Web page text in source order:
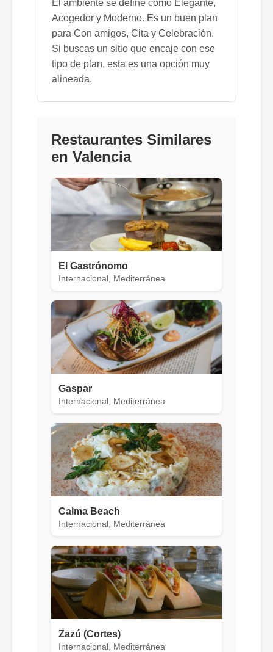
El ambiente se define como Elegante,
Acogedor y Moderno. Es un buen plan
para Con amigos, Cita y Celebración.
Si buscas un sitio que encaje con ese
tipo de plan, esta es una opción muy
alineada.
Restaurantes Similares
en Valencia
El Gastrónomo
Internacional, Mediterránea
Gaspar
Internacional, Mediterránea
Calma Beach
Internacional, Mediterránea
Zazú (Cortes)
Internacional, Mediterránea